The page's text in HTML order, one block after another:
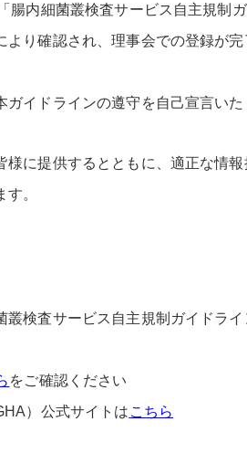
腸内細菌叢検査サービス自主規制
り確認され、理事会での登録が完
イドラインの遵守を自己宣言いた
様に提供するとともに、適正な情
。
検査サービス自主規制ガイドライ
をご確認ください
）公式サイトは こちら